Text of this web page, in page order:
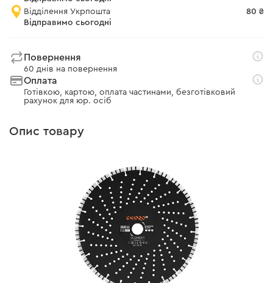
Відділення Укрпошта
Відправимо сьогодні
80 ₴
Повернення
60 днів на повернення
Оплата
Готівкою, картою, оплата частинами, безготівковий
рахунок для юр. осіб
Опис товару